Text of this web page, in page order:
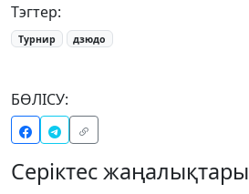
Тэгтер:
Турнир дзюдо
БӨЛІСУ:
Серіктес жаңалықтары